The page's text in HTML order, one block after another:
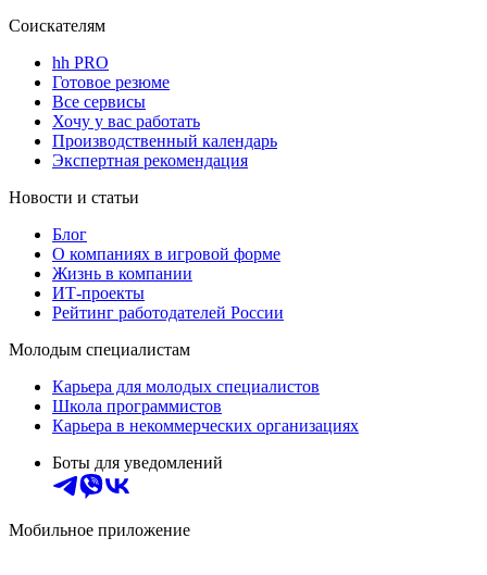
Соискателям
hh PRO
Готовое резюме
Все сервисы
Хочу у вас работать
Производственный календарь
Экспертная рекомендация
Новости и статьи
Блог
О компаниях в игровой форме
Жизнь в компании
ИТ-проекты
Рейтинг работодателей России
Молодым специалистам
Карьера для молодых специалистов
Школа программистов
Карьера в некоммерческих организациях
Боты для уведомлений
Мобильное приложение